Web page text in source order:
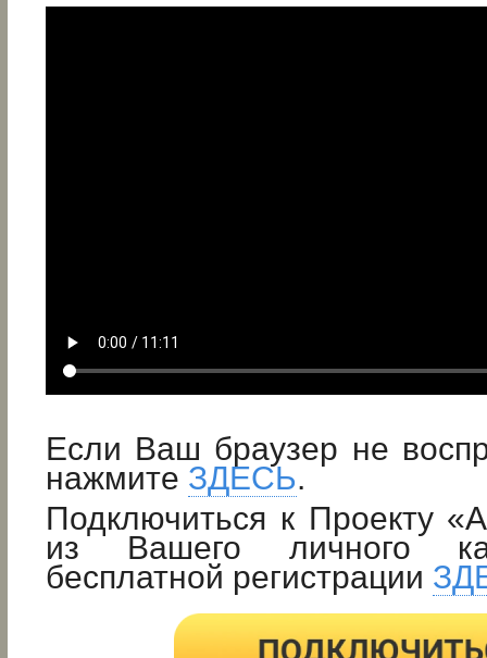
Если Ваш браузер не
нажмите ЗДЕСЬ.
Подключиться к Проекту
из Вашего личного
бесплатной регистрации